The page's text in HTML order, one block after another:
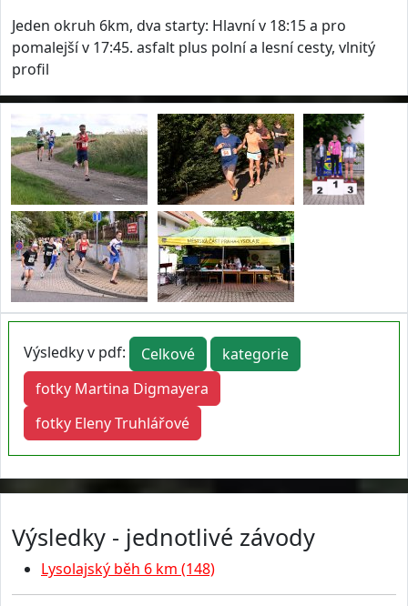
Jeden okruh 6km, dva starty: Hlavní v 18:15 a pro
pomalejší v 17:45. asfalt plus polní a lesní cesty, vlnitý
profil
Výsledky v pdf: Celkové
kategorie
fotky Martina Digmayera
fotky Eleny Truhlářové
Výsledky - jednotlivé závody
Lysolajský běh 6 km (148)